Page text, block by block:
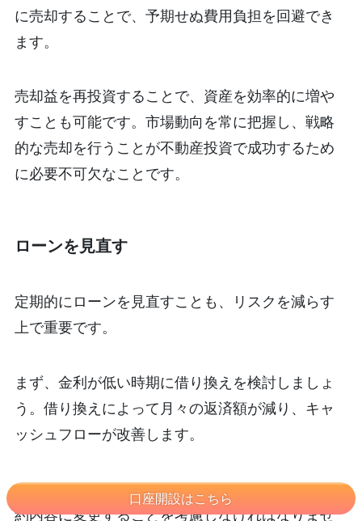
口座開設はこちら
に売却することで、予期せぬ費用負担を回避でき
ます。
売却益を再投資することで、資産を効率的に増や
すことも可能です。市場動向を常に把握し、戦略
的な売却を行うことが不動産投資で成功するため
に必要不可欠なことです。
ローンを見直す
定期的にローンを見直すことも、リスクを減らす
上で重要です。
まず、金利が低い時期に借り換えを検討しましょ
う。借り換えによって月々の返済額が減り、キャ
ッシュフローが改善します。
また、ローンの条件や手数料も見直し、最適な契
約内容に変更することを考慮しなければなりませ